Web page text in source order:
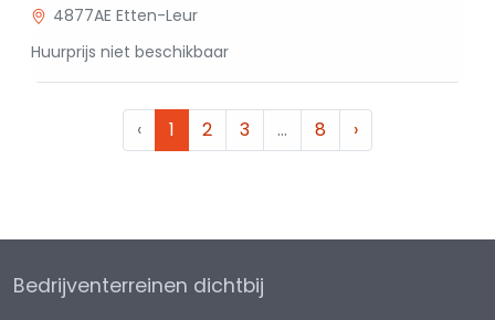
4877AE Etten-Leur
Huurprijs niet beschikbaar
‹ 1 2 3 … 8 ›
Bedrijventerreinen dichtbij